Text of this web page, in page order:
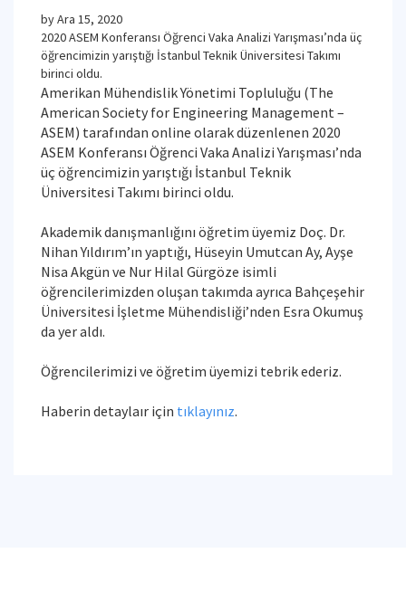
byAra 15, 2020
2020 ASEM Konferansı Öğrenci Vaka Analizi Yarışması’nda üç
öğrencimizin yarıştığı İstanbul Teknik Üniversitesi Takımı
birinci oldu.
Amerikan Mühendislik Yönetimi Topluluğu (The
American Society for Engineering Management –
ASEM) tarafından online olarak düzenlenen 2020
ASEM Konferansı Öğrenci Vaka Analizi Yarışması’nda
üç öğrencimizin yarıştığı İstanbul Teknik
Üniversitesi Takımı birinci oldu.
Akademik danışmanlığını öğretim üyemiz Doç. Dr.
Nihan Yıldırım’ın yaptığı, Hüseyin Umutcan Ay, Ayşe
Nisa Akgün ve Nur Hilal Gürgöze isimli
öğrencilerimizden oluşan takımda ayrıca Bahçeşehir
Üniversitesi İşletme Mühendisliği’nden Esra Okumuş
da yer aldı.
Öğrencilerimizi ve öğretim üyemizi tebrik ederiz.
Haberin detaylaır için tıklayınız.